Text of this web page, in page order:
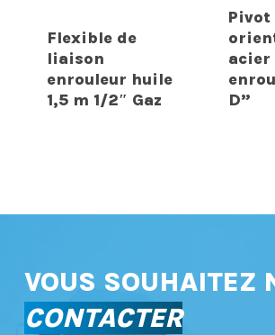
Flexible de
liaison
enrouleur huile
1,5 m 1/2″ Gaz
Pivot
acier
D”
VOUS SOUHAITEZ
CONTACTER